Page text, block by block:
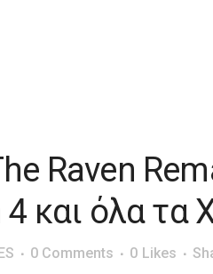
Raven
και όλα τα
0 Comments 0 Likes